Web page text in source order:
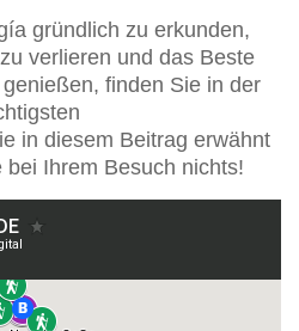
gründlich zu erkunden,
verlieren und das Beste
finden Sie in der
in diesem Beitrag erwähnt
Ihrem Besuch nichts!